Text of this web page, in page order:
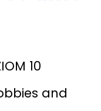
10
and